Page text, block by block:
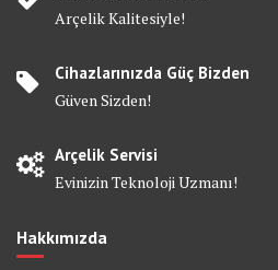
Arçelik Kalitesiyle!
Cihazlarınızda Güç Bizden
Güven Sizden!
Arçelik Servisi
Evinizin Teknoloji Uzmanı!
Hakkımızda